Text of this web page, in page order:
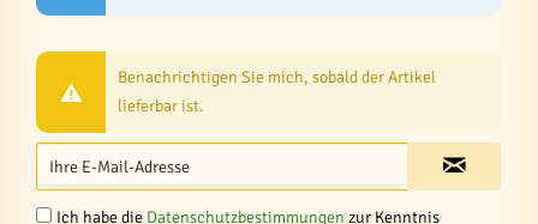
Benachrichtigen Sie mich, sobald der Artikel
lieferbar ist.
Ich habe die Datenschutzbestimmungen zur Kenntnis